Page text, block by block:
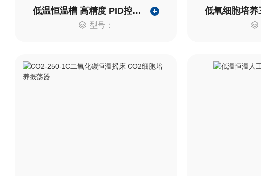
低温恒温槽 高精度 PID控制 DC-0506
型号：